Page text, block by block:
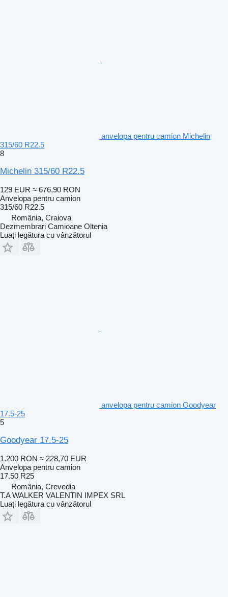
anvelopa pentru camion Michelin
315/60 R22.5
8
Michelin 315/60 R22.5
129 EUR ≈ 676,90 RON
Anvelopa pentru camion
315/60 R22.5
România, Craiova
Dezmembrari Camioane Oltenia
Luați legătura cu vânzătorul
anvelopa pentru camion Goodyear
17.5-25
5
Goodyear 17.5-25
1.200 RON ≈ 228,70 EUR
Anvelopa pentru camion
17.50 R25
România, Crevedia
T.A WALKER VALENTIN IMPEX SRL
Luați legătura cu vânzătorul